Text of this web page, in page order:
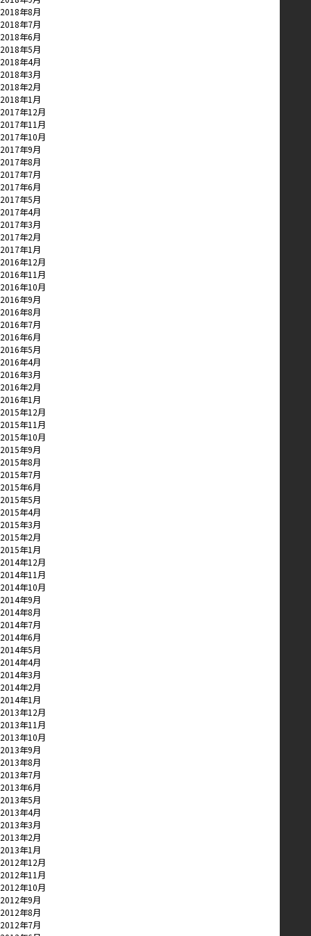
2018年8月
2018年7月
2018年6月
2018年5月
2018年4月
2018年3月
2018年2月
2018年1月
2017年12月
2017年11月
2017年10月
2017年9月
2017年8月
2017年7月
2017年6月
2017年5月
2017年4月
2017年3月
2017年2月
2017年1月
2016年12月
2016年11月
2016年10月
2016年9月
2016年8月
2016年7月
2016年6月
2016年5月
2016年4月
2016年3月
2016年2月
2016年1月
2015年12月
2015年11月
2015年10月
2015年9月
2015年8月
2015年7月
2015年6月
2015年5月
2015年4月
2015年3月
2015年2月
2015年1月
2014年12月
2014年11月
2014年10月
2014年9月
2014年8月
2014年7月
2014年6月
2014年5月
2014年4月
2014年3月
2014年2月
2014年1月
2013年12月
2013年11月
2013年10月
2013年9月
2013年8月
2013年7月
2013年6月
2013年5月
2013年4月
2013年3月
2013年2月
2013年1月
2012年12月
2012年11月
2012年10月
2012年9月
2012年8月
2012年7月